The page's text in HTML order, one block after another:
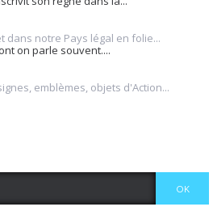
dans notre Pays légal en folie...
on parle souvent....
emblèmes, objets d'Action...